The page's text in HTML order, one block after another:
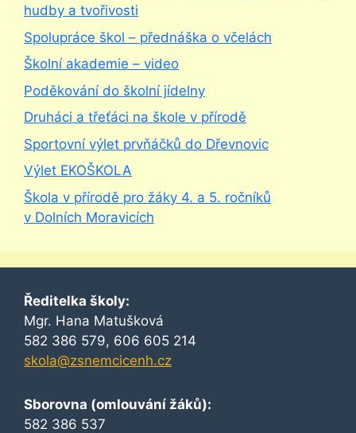
hudby a tvořivosti
Spolupráce škol – přednáška o včelách
Školní akademie – video
Poděkování do školní jídelny
Druháci a třeťáci na škole v přírodě
Sportovní výlet prvňáčků do Dřevnovic
Výlet EKOŠKOLA
Škola v přírodě pro žáky 4. a 5. ročníků
v Dolních Moravicích
Ředitelka školy:
Mgr. Hana Matušková
582 386 579, 606 605 214
skola@zsnemcicenh.cz
Sborovna (omlouvání žáků):
582 386 537